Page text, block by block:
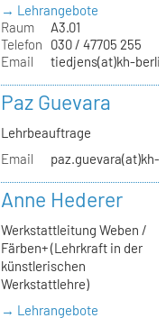
→ Lehrangebote
Raum
A3.01
Telefon
030 / 47705 255
Email
tiedjens(at)kh-
Paz Guevara
Lehrbeauftrage
Email
paz.guevara(at)kh-
Anne Hederer
Werkstattleitung Weben /
Färben+ (Lehrkraft in der
künstlerischen
Werkstattlehre)
→ Lehrangebote